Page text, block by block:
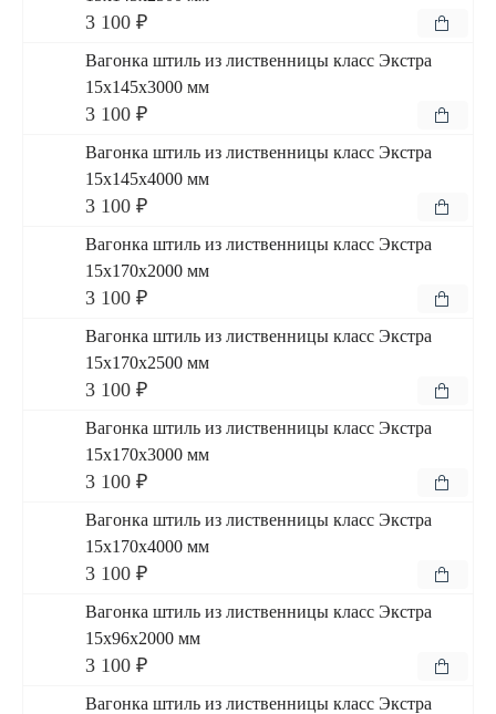
3 100 ₽
Вагонка штиль из лиственницы класс Экстра
15x145x3000 мм
3 100 ₽
Вагонка штиль из лиственницы класс Экстра
15x145x4000 мм
3 100 ₽
Вагонка штиль из лиственницы класс Экстра
15x170x2000 мм
3 100 ₽
Вагонка штиль из лиственницы класс Экстра
15x170x2500 мм
3 100 ₽
Вагонка штиль из лиственницы класс Экстра
15x170x3000 мм
3 100 ₽
Вагонка штиль из лиственницы класс Экстра
15x170x4000 мм
3 100 ₽
Вагонка штиль из лиственницы класс Экстра
15x96x2000 мм
3 100 ₽
Вагонка штиль из лиственницы класс Экстра